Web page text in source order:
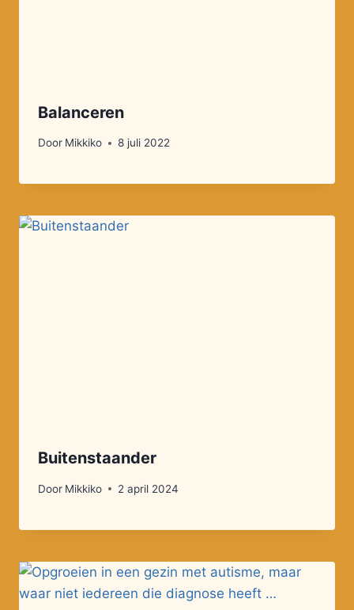
Balanceren
Door Mikkiko 8 juli 2022
Buitenstaander
Door Mikkiko 2 april 2024